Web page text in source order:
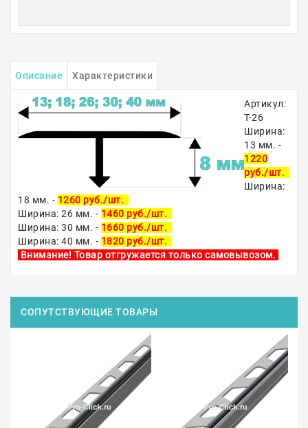
Описание Характеристики
Артикул:
Т-26
Ширина:
13 мм. -
1220
руб./шт.
Ширина:
18 мм. - 1260 руб./шт.
Ширина: 26 мм. - 1460 руб./шт.
Ширина: 30 мм. - 1660 руб./шт.
Ширина: 40 мм. - 1820 руб./шт.
Внимание! Товар отгружается только самовывозом.
СОПУТСТВУЮЩИЕ ТОВАРЫ